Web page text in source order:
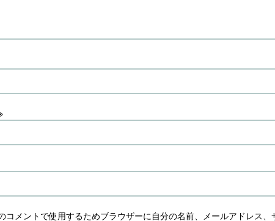
コメントで使用するためブラウザーに自分の名前、メールアドレス、